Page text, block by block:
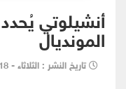
أنشيلوتي
المونديال
تاريخ النشر : الثلاثاء - 18-11-2025 - 9:51 AM